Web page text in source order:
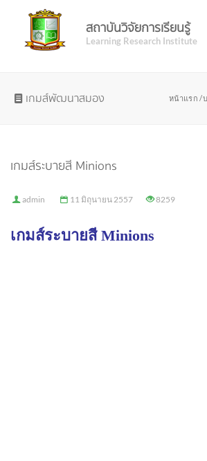
สถาบันวิจัยการเรียนรู้
Learning Research Institute
เกมส์พัฒนาสมอง หน้าแรก /
เกมส์ระบายสี Minions
admin 11 มิถุนายน 2557 8259
เกมส์ระบายสี Minions